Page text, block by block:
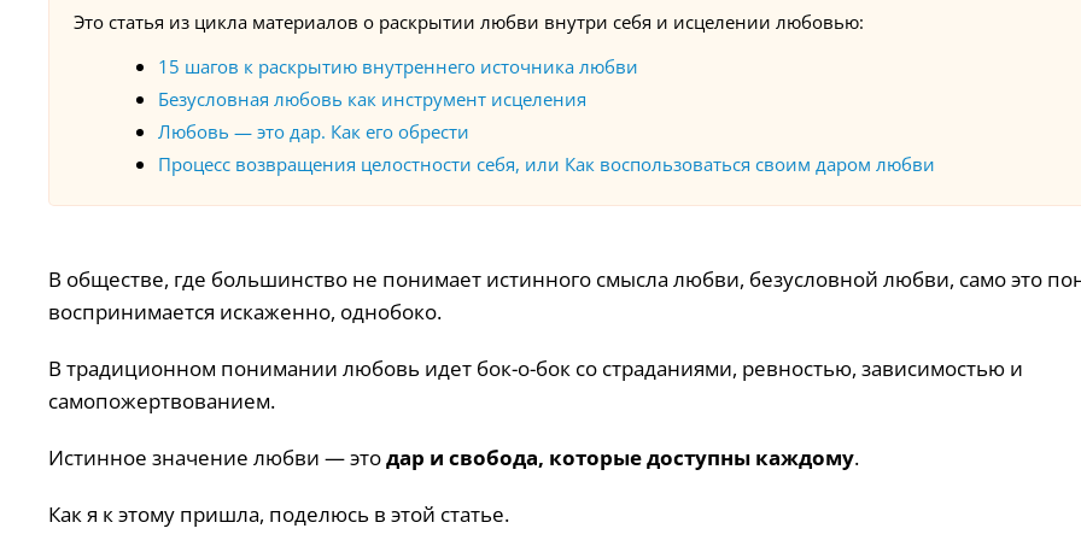
Это статья из цикла материалов о раскрытии любви внутри себя и исцелении любовью:
15 шагов к раскрытию внутреннего источника любви
Безусловная любовь как инструмент исцеления
Любовь — это дар. Как его обрести
Процесс возвращения целостности себя, или Как воспользоваться своим даром любви
В обществе, где большинство не понимает истинного смысла любви, безусловной любви, само это
воспринимается искаженно, однобоко.
В традиционном понимании любовь идет бок-о-бок со страданиями, ревностью, зависимостью и
самопожертвованием.
Истинное значение любви — этодар и свобода, которые доступны каждому.
Как я к этому пришла, поделюсь в этой статье.